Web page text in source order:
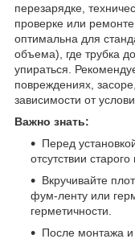
перезарядке,
проверке или
оптимальна для
объема), где трубка
упираться.
повреждениях,
зависимости от
Важно знать:
Перед
отсутствии
Вкручивайте
фум-ленту или
герметичности.
После монтажа и